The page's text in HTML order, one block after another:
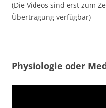
(Die Videos sind erst zum
Übertragung verfügbar)
Physiologie oder